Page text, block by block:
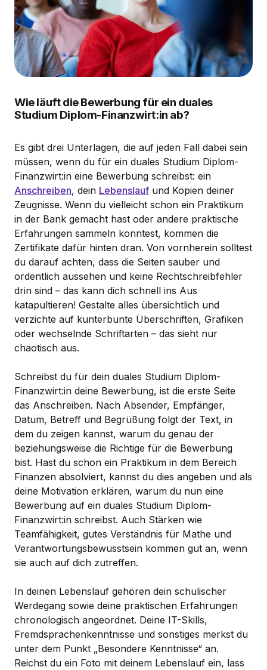
Wie läuft die Bewerbung für ein duales
Studium Diplom-Finanzwirt:in ab?
Es gibt drei Unterlagen, die auf jeden Fall dabei sein
müssen, wenn du für ein duales Studium Diplom-
Finanzwirt:in eine Bewerbung schreibst: ein
Anschreiben, dein Lebenslauf und Kopien deiner
Zeugnisse. Wenn du vielleicht schon ein Praktikum
in der Bank gemacht hast oder andere praktische
Erfahrungen sammeln konntest, kommen die
Zertifikate dafür hinten dran. Von vornherein solltest
du darauf achten, dass die Seiten sauber und
ordentlich aussehen und keine Rechtschreibfehler
drin sind – das kann dich schnell ins Aus
katapultieren! Gestalte alles übersichtlich und
verzichte auf kunterbunte Überschriften, Grafiken
oder wechselnde Schriftarten – das sieht nur
chaotisch aus.
Schreibst du für dein duales Studium Diplom-
Finanzwirt:in deine Bewerbung, ist die erste Seite
das Anschreiben. Nach Absender, Empfänger,
Datum, Betreff und Begrüßung folgt der Text, in
dem du zeigen kannst, warum du genau der
beziehungsweise die Richtige für die Bewerbung
bist. Hast du schon ein Praktikum in dem Bereich
Finanzen absolviert, kannst du dies angeben und als
deine Motivation erklären, warum du nun eine
Bewerbung auf ein duales Studium Diplom-
Finanzwirt:in schreibst. Auch Stärken wie
Teamfähigkeit, gutes Verständnis für Mathe und
Verantwortungsbewusstsein kommen gut an, wenn
sie auch auf dich zutreffen.
In deinen Lebenslauf gehören dein schulischer
Werdegang sowie deine praktischen Erfahrungen
chronologisch angeordnet. Deine IT-Skills,
Fremdsprachenkenntnisse und sonstiges merkst du
unter dem Punkt „Besondere Kenntnisse“ an.
Reichst du ein Foto mit deinem Lebenslauf ein, lass